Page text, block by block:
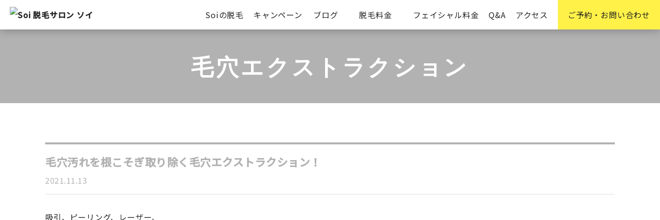
Soiの脱毛 キャンペーン ブログ 脱毛料金 フェイシャル料金 Q&A アクセス ご予約・お問い合わせ
毛穴エクストラクション
毛穴汚れを根こそぎ取り除く毛穴エクストラクション！
2021.11.13
吸引、ピーリング、レーザー、